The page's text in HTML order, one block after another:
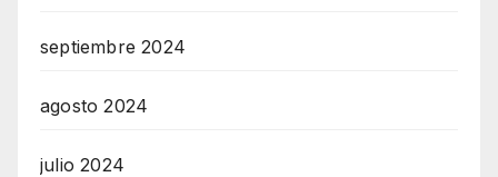
septiembre 2024
agosto 2024
julio 2024